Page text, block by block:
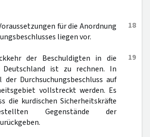
18
für die Anordnung
liegen vor.
19
der Beschuldigten in die
Deutschland ist zu rechnen. In
Durchsuchungsbeschluss auf
vollstreckt werden. Es
die kurdischen Sicherheitskräfte
Gegenstände der